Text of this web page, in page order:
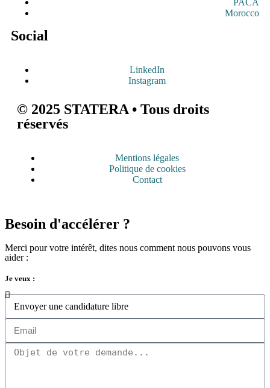
Morocco
Social
LinkedIn
Instagram
© 2025 STATERA • Tous droits
réservés
Mentions légales
Politique de cookies
Contact
Besoin d'accélérer ?
Merci pour votre intérêt, dites nous comment nous pouvons vous
aider :
Je veux :